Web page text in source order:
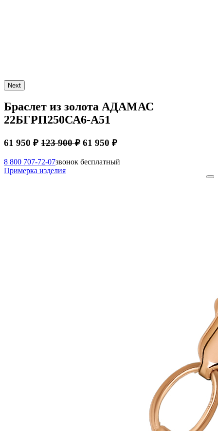
Next
Браслет из золота АДАМАС
22БГРП250СА6-А51
61 950 ₽ 123 900 ₽ 61 950 ₽
8 800 707-72-07звонок бесплатный
Примерка изделия